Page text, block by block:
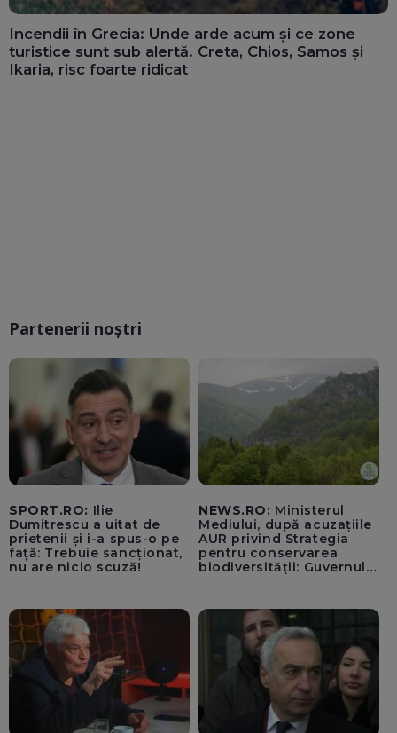
Incendii în Grecia: Unde arde acum și ce zone
turistice sunt sub alertă. Creta, Chios, Samos și
Ikaria, risc foarte ridicat
Partenerii noștri
SPORT.RO: Ilie
Dumitrescu a uitat de
prietenii și i-a spus-o pe
față: Trebuie sancționat,
nu are nicio scuză!
NEWS.RO: Ministerul
Mediului, după acuzațiile
AUR privind Strategia
pentru conservarea
biodiversității: Guvernul a
500.000 de lei/ Costul
total - 373.600 de lei a
acoperit întregul studiu
tehnic, structurat în opt
activită